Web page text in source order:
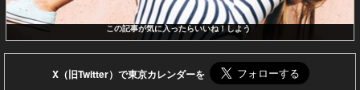
この記事が気に入ったらいいね！しよう
X（旧Twitter）で東京カレンダーを